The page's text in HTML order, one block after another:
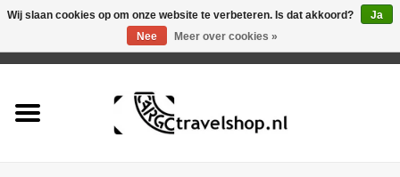
Wij slaan cookies op om onze website te verbeteren. Is dat akkoord?
Ja
Nee
Meer over cookies »